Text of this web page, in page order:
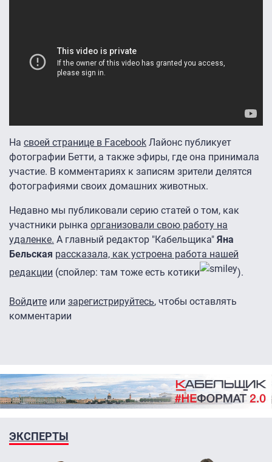
На своей странице в Facebook Лайонс публикует
фотографии Бетти, а также эфиры, где она принимала
участие. В комментариях к записям зрители делятся
фотографиями своих домашних животных.
Недавно мы публиковали серию статей о том, как
участники рынка организовали свою работу на
удаленке. А главный редактор "Кабельщика" Яна
Бельская рассказала, как устроена работа нашей
редакции (спойлер: там тоже есть котики ).
Войдите или зарегистрируйтесь, чтобы оставлять
комментарии
ЭКСПЕРТЫ